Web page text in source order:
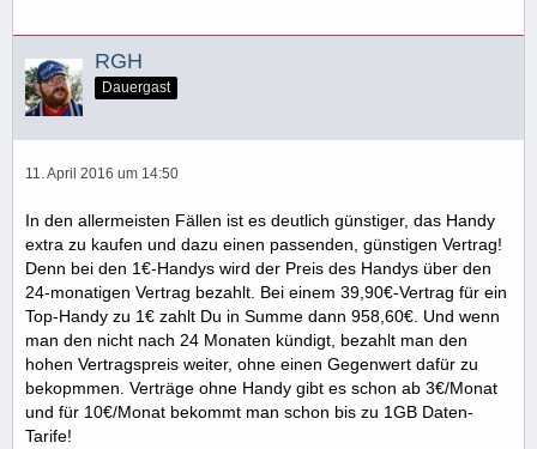
RGH
Dauergast
11. April 2016 um 14:50
In den allermeisten Fällen ist es deutlich günstiger, das Handy
extra zu kaufen und dazu einen passenden, günstigen Vertrag!
Denn bei den 1€-Handys wird der Preis des Handys über den
24-monatigen Vertrag bezahlt. Bei einem 39,90€-Vertrag für ein
Top-Handy zu 1€ zahlt Du in Summe dann 958,60€. Und wenn
man den nicht nach 24 Monaten kündigt, bezahlt man den
hohen Vertragspreis weiter, ohne einen Gegenwert dafür zu
bekopmmen. Verträge ohne Handy gibt es schon ab 3€/Monat
und für 10€/Monat bekommt man schon bis zu 1GB Daten-
Tarife!